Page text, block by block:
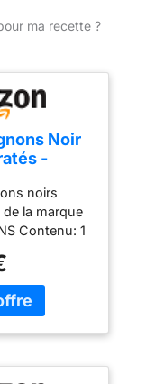
ma recette ?
Noir
-
noirs
la marque
Contenu: 1
De la